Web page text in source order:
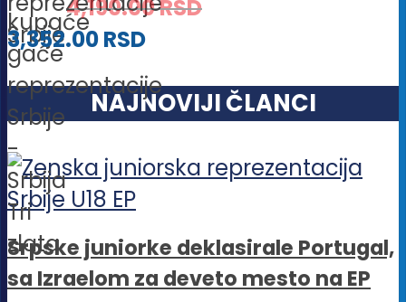
4,190.00RSD
3,352.00RSD
NAJNOVIJI ČLANCI
Srpske juniorke deklasirale Portugal,
sa Izraelom za deveto mesto na EP